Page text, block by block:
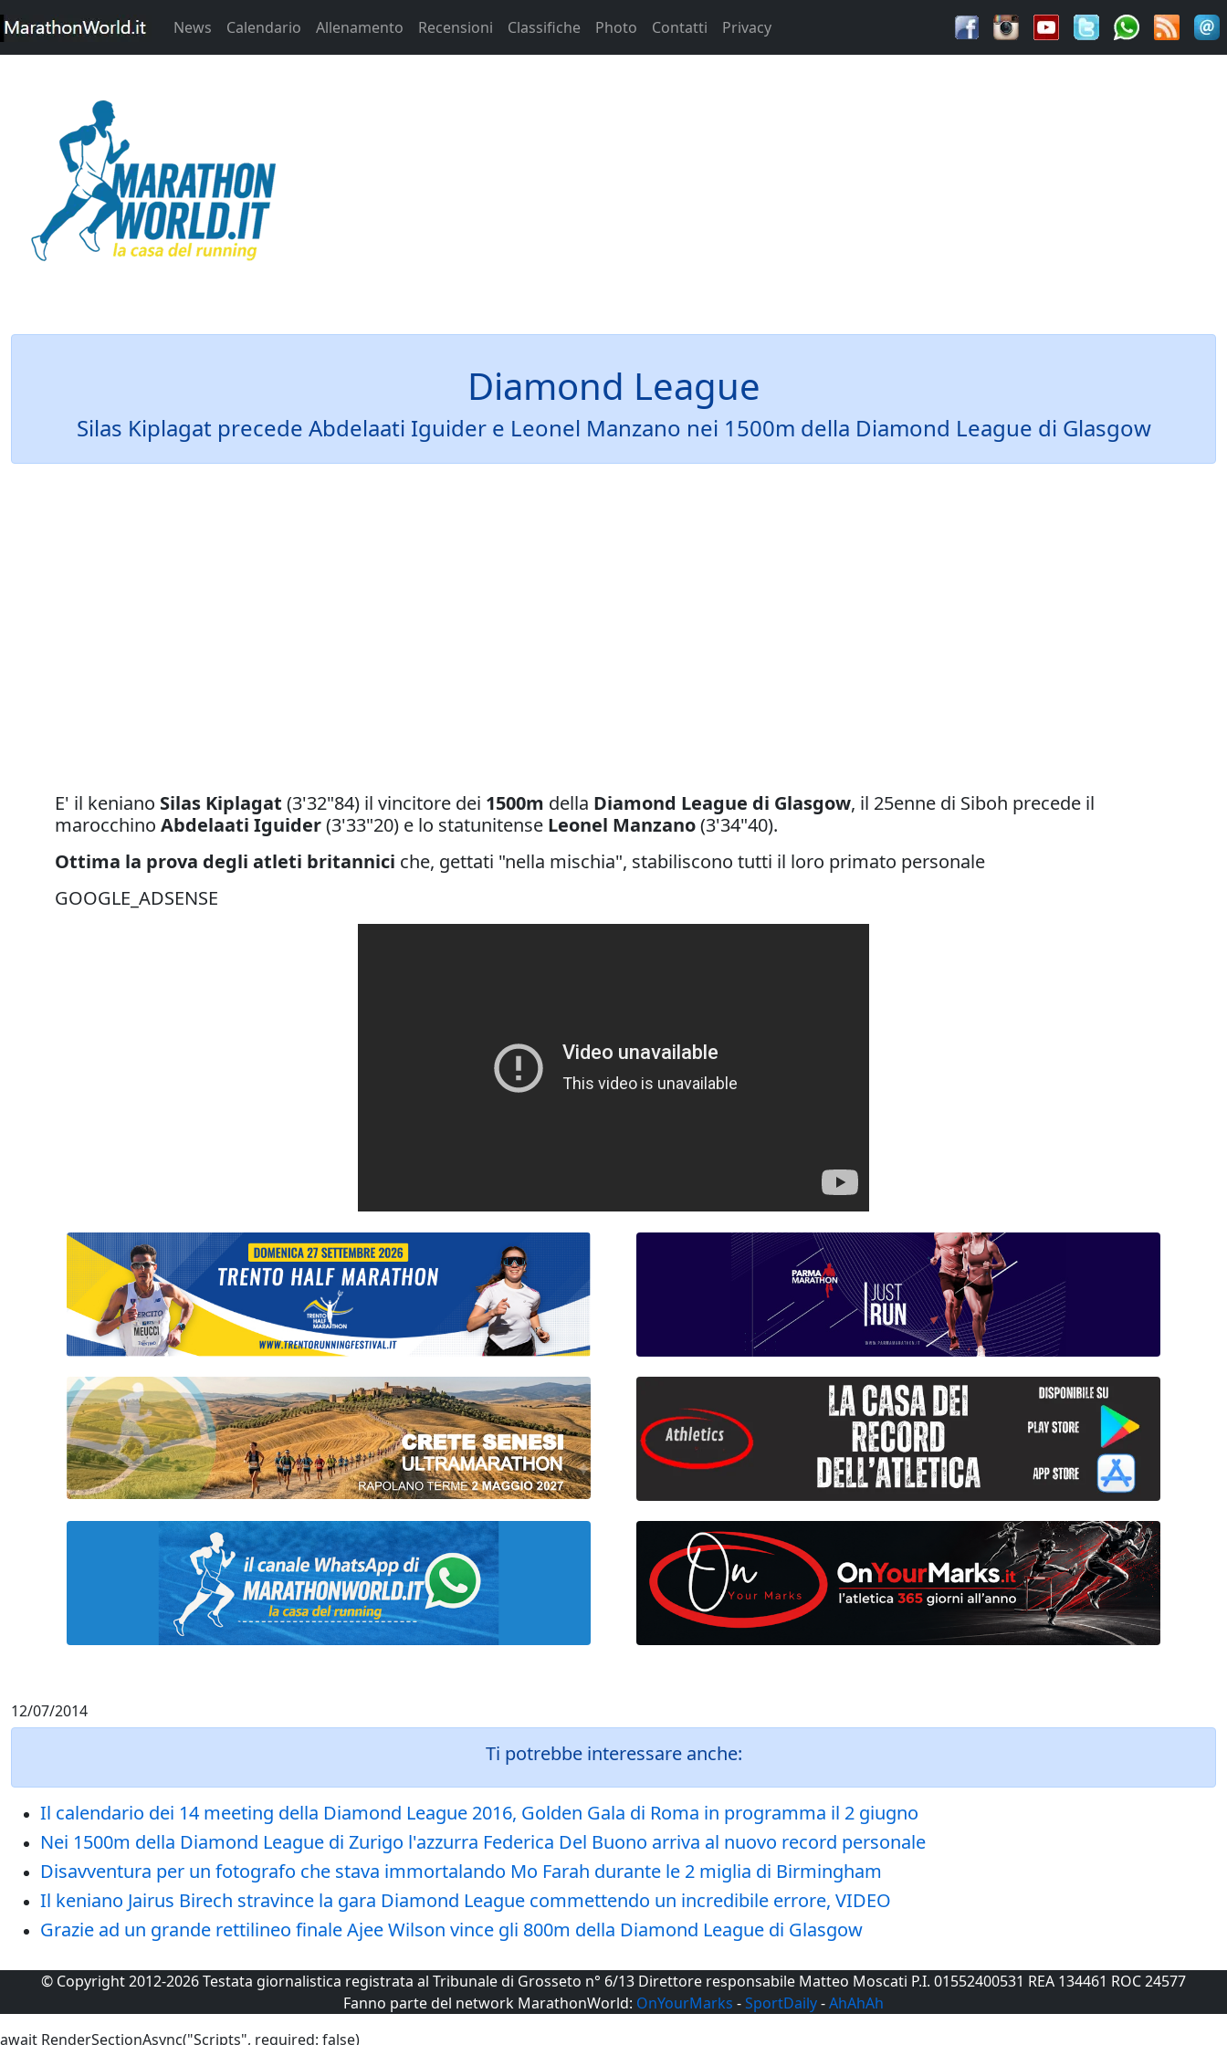
News Calendario Allenamento Recensioni Classifiche Photo Contatti Privacy
Diamond League
Silas Kiplagat precede Abdelaati Iguider e Leonel Manzano nei 1500m della Diamond League di Glasgow
E' il keniano Silas Kiplagat (3'32"84) il vincitore dei 1500m della Diamond League di Glasgow, il 25enne di Siboh precede il
marocchino Abdelaati Iguider(3'33"20) e lo statunitense Leonel Manzano(3'34"40).
Ottima la prova degli atleti britannici che, gettati "nella mischia", stabiliscono tutti il loro primato personale
GOOGLE_ADSENSE
12/07/2014
Ti potrebbe interessare anche:
Il calendario dei 14 meeting della Diamond League 2016, Golden Gala di Roma in programma il 2 giugno
Nei 1500m della Diamond League di Zurigo l'azzurra Federica Del Buono arriva al nuovo record personale
Disavventura per un fotografo che stava immortalando Mo Farah durante le 2 miglia di Birmingham
Il keniano Jairus Birech stravince la gara Diamond League commettendo un incredibile errore, VIDEO
Grazie ad un grande rettilineo finale Ajee Wilson vince gli 800m della Diamond League di Glasgow
© Copyright 2012-2026 Testata giornalistica registrata al Tribunale di Grosseto n° 6/13 Direttore responsabile Matteo Moscati P.I. 01552400531 REA 134461 ROC 24577
Fanno parte del network MarathonWorld: OnYourMarks -SportDaily-AhAhAh
await RenderSectionAsync("Scripts", required: false)